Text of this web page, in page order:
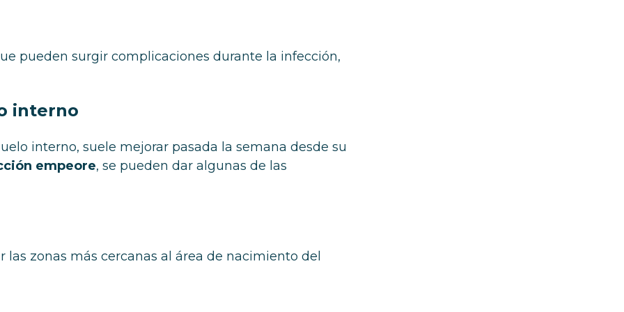
pueden surgir complicaciones durante la infección,
interno
interno, suele mejorar pasada la semana desde su
empeore, se pueden dar algunas de las
zonas más cercanas al área de nacimiento del